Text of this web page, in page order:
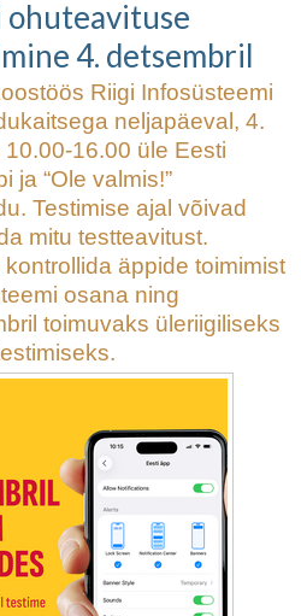
tänuüritusel
→ Ohuteavituse
kanalid''Ole valmis!''
testimine 4.
ohuteavituse
4. detsembril
Riigi Infosüsteemi
neljapäeval, 4.
16.00 üle Eesti
ja “Ole valmis!”
Testimise ajal võivad
mitu testteavitust.
äppide toimimist
osana ning
toimuvaks üleriigiliseks